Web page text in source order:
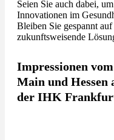
Seien Sie auch dabei,
Innovationen im
Bleiben Sie gespannt
zukunftsweisende
Impressionen
Main und Hessen
der IHK